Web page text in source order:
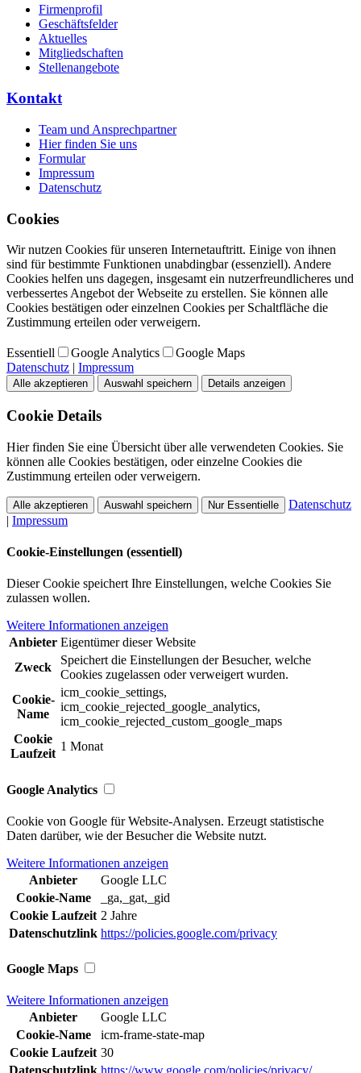
Firmenprofil
Geschäftsfelder
Aktuelles
Mitgliedschaften
Stellenangebote
Kontakt
Team und Ansprechpartner
Hier finden Sie uns
Formular
Impressum
Datenschutz
Cookies
Wir nutzen Cookies für unseren Internetauftritt. Einige von ihnen
sind für bestimmte Funktionen unabdingbar (essenziell). Andere
Cookies helfen uns dagegen, insgesamt ein nutzerfreundlicheres und
verbessertes Angebot der Webseite zu erstellen. Sie können alle
Cookies bestätigen oder einzelnen Cookies per Schaltfläche die
Zustimmung erteilen oder verweigern.
Essentiell Google Analytics
Google Maps
Datenschutz | Impressum
Alle akzeptieren Auswahl speichern Details anzeigen
Cookie Details
Hier finden Sie eine Übersicht über alle verwendeten Cookies. Sie
können alle Cookies bestätigen, oder einzelne Cookies die
Zustimmung erteilen oder verweigern.
Alle akzeptieren Auswahl speichern Nur Essentielle
Datenschutz
| Impressum
Cookie-Einstellungen (essentiell)
Dieser Cookie speichert Ihre Einstellungen, welche Cookies Sie
zulassen wollen.
Weitere Informationen anzeigen
Anbieter Eigentümer dieser Website
Zweck
Speichert die Einstellungen der Besucher, welche
Cookies zugelassen oder verweigert wurden.
Cookie-
Name
icm_cookie_settings,
icm_cookie_rejected_google_analytics,
icm_cookie_rejected_custom_google_maps
Cookie
Laufzeit
1 Monat
Google Analytics
Cookie von Google für Website-Analysen. Erzeugt statistische
Daten darüber, wie der Besucher die Website nutzt.
Weitere Informationen anzeigen
Anbieter
Google LLC
Cookie-Name
_ga,_gat,_gid
Cookie Laufzeit 2 Jahre
Datenschutzlink https://policies.google.com/privacy
Google Maps
Weitere Informationen anzeigen
Anbieter
Google LLC
Cookie-Name
icm-frame-state-map
Cookie Laufzeit 30